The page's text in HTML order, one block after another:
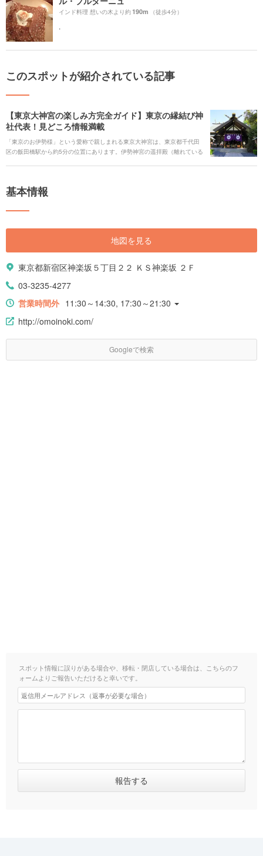
インド料理 想いの木より約190m （徒歩4分）
.
このスポットが紹介されている記事
【東京大神宮の楽しみ方完全ガイド】東京の縁結び神
社代表！見どころ情報満載
「東京のお伊勢様」という愛称で親しまれる東京大神宮は、東京都千代田
区の飯田橋駅から約5分の位置にあります。伊勢神宮の遥拝殿（離れている
した。「恋みくじ」や「縁結び守り」を求めてやってくる参拝客が多く、
基本情報
地図を見る
東京都新宿区神楽坂５丁目２２ ＫＳ神楽坂 ２Ｆ
03-3235-4277
営業時間外 11:30～14:30, 17:30～21:30
http://omoinoki.com/
Googleで検索
スポット情報に誤りがある場合や、移転・閉店している場合は、こちらのフ
ォームよりご報告いただけると幸いです。